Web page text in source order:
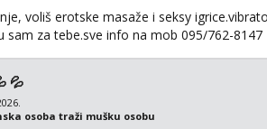
voliš erotske masaže i seksy
sam za tebe.sve info na mob 095/762-8147
💦
osoba traži mušku osobu